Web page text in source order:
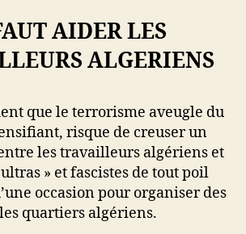
AIDER LES
ALGERIENS
que le terrorisme aveugle du
risque de creuser un
les travailleurs algériens et
» et fascistes de tout poil
occasion pour organiser des
quartiers algériens.